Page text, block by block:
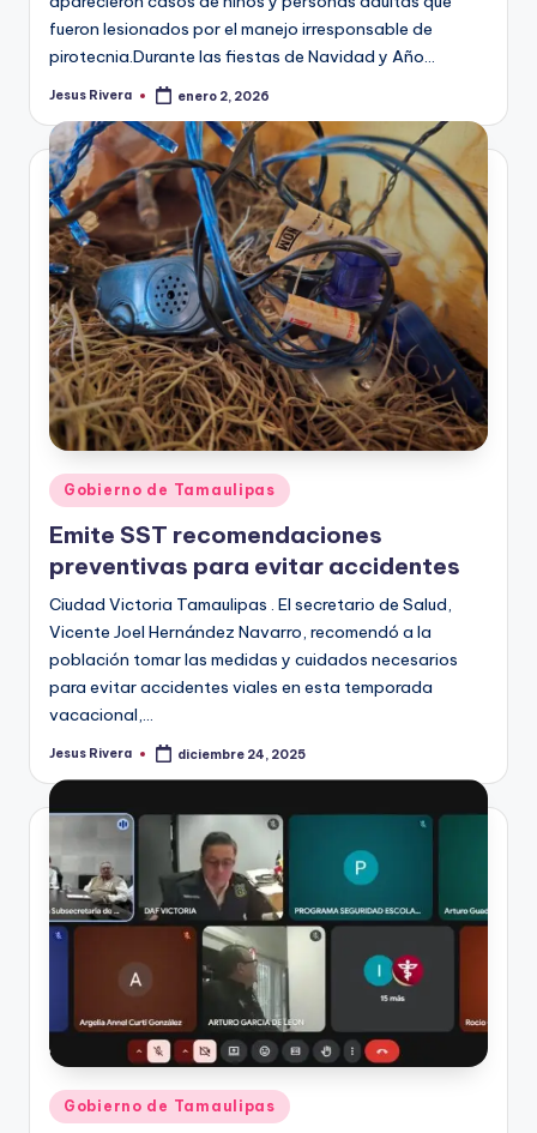
fueron lesionados por el manejo irresponsable de
pirotecnia.Durante las fiestas de Navidad y Año…
Publicado
Jesus Rivera enero 2, 2026
Publicado
en
Gobierno de Tamaulipas
Emite SST recomendaciones
preventivas para evitar accidentes
Ciudad Victoria Tamaulipas . El secretario de Salud,
Vicente Joel Hernández Navarro, recomendó a la
población tomar las medidas y cuidados necesarios
para evitar accidentes viales en esta temporada
vacacional,…
Publicado
Jesus Rivera diciembre 24, 2025
Publicado
en
Gobierno de Tamaulipas